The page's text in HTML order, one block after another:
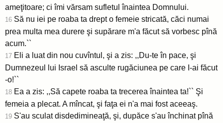
ameţitoare; ci îmi vărsam sufletul înaintea Domnului.
16 Să nu iei pe roaba ta drept o femeie stricată, căci numai
prea multa mea durere şi supărare m'a făcut să vorbesc pînă
acum.``
17 Eli a luat din nou cuvîntul, şi a zis: ,,Du-te în pace, şi
Dumnezeul lui Israel să asculte rugăciunea pe care I-ai făcut
-o!``
18 Ea a zis: ,,Să capete roaba ta trecerea înaintea ta!`` Şi
femeia a plecat. A mîncat, şi faţa ei n'a mai fost aceeaş.
19 S'au sculat disdedimineaţă, şi, dupăce s'au închinat pînă